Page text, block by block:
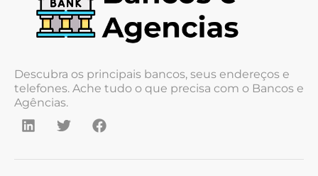
Descubra os principais bancos, seus endereços e
telefones. Ache tudo o que precisa com o Bancos e
Agências.